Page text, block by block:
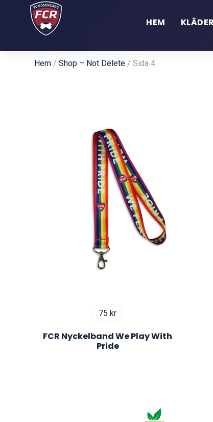
HEM KLÄDER
Hem /Shop – Not Delete / Sida 4
75kr
FCR Nyckelband We Play With
Pride